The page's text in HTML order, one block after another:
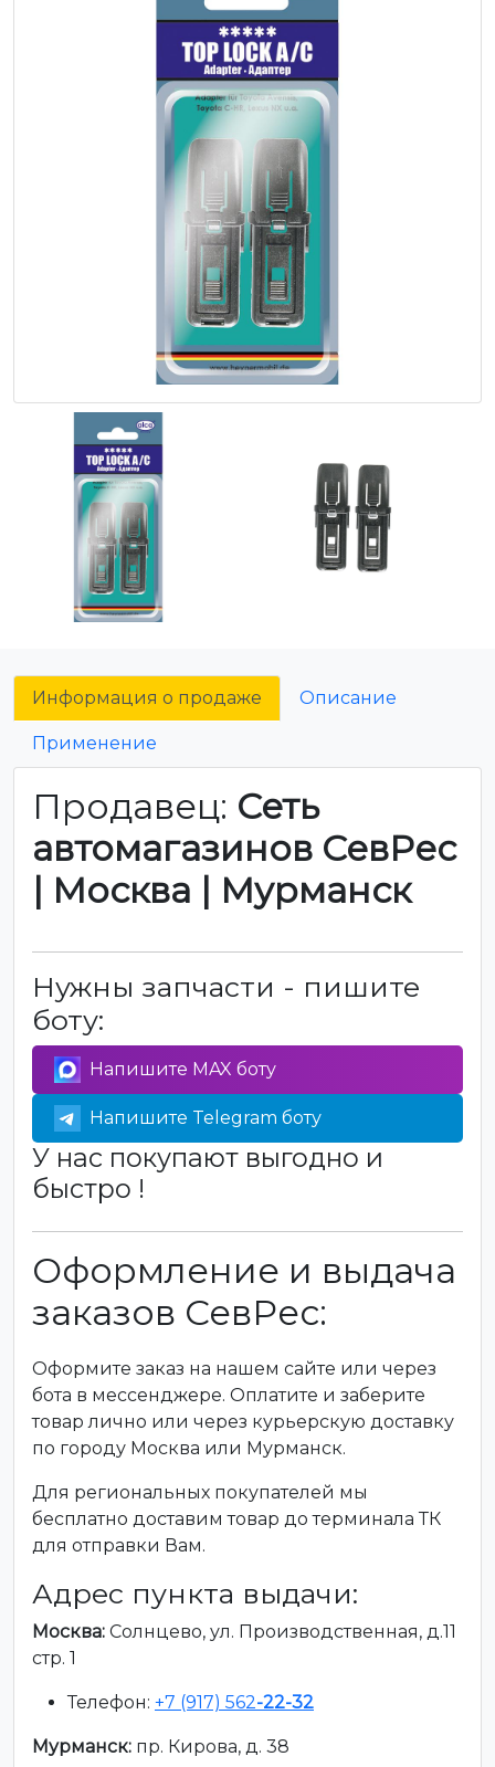
Информация о продаже Описание
Применение
Продавец: Сеть
автомагазинов СевРес
| Москва | Мурманск
Нужны запчасти - пишите
боту:
Напишите MAX боту
Напишите Telegram боту
У нас покупают выгодно и
быстро !
Оформление и выдача
заказов СевРес:
Оформите заказ на нашем сайте или через
бота в мессенджере. Оплатите и заберите
товар лично или через курьерскую доставку
по городу Москва или Мурманск.
Для региональных покупателей мы
бесплатно доставим товар до терминала ТК
для отправки Вам.
Адрес пункта выдачи:
Москва: Солнцево, ул. Производственная, д.11
стр. 1
Телефон: +7 (917) 562-22-32
Мурманск: пр. Кирова, д. 38